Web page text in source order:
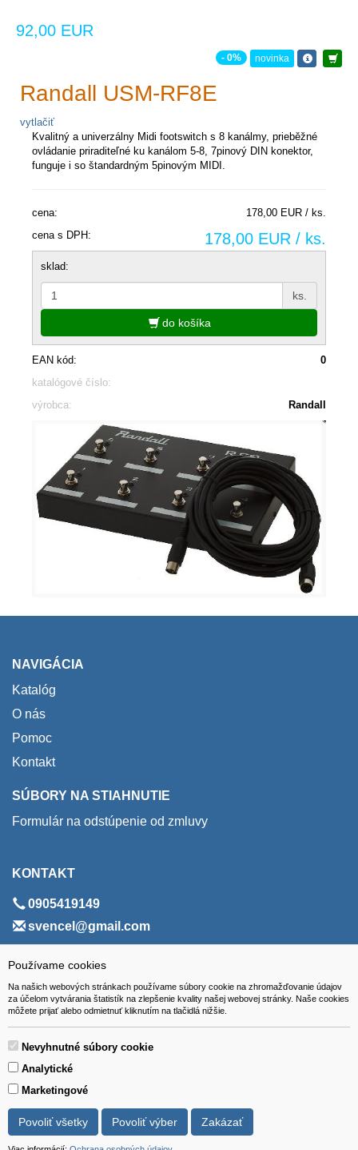
Používame cookies
Na našich webových stránkach používame súbory cookie na zhromažďovanie údajov
za účelom vytvárania štatistík na zlepšenie kvality našej webovej stránky. Naše cookies
môžete prijať alebo odmietnuť kliknutím na tlačidlá nižšie.
Nevyhnutné súbory cookie
Analytické
Marketingové
Povoliť všetky Povoliť výber Zakázať
92,00 EUR
- 0% novinka
Randall USM-RF8E
vytlačiť
Kvalitný a univerzálny Midi footswitch s 8 kanálmy, prieběžné
ovládanie priraditeľné ku kanálom 5-8, 7pinový DIN konektor,
funguje i so štandardným 5pinovým MIDI.
cena:
178,00 EUR / ks.
cena s DPH:
178,00 EUR / ks.
sklad:
ks.
do košíka
EAN kód:
0
katalógové číslo:
výrobca:
Randall
NAVIGÁCIA
Katalóg
O nás
Pomoc
Kontakt
SÚBORY NA STIAHNUTIE
Formulár na odstúpenie od zmluvy
KONTAKT
0905419149
svencel@gmail.com
ADRESA
VEST - tech s.r.o.
Hviezdoslavova 280/6, 965 01 Žiar nad Hronom
Slovakia (Slovak Republic)
Všetky ceny sú uvádzané vrátane DPH.
© 2018 GIBOX, s.r.o. • Generuje redakčný systém YGScms •